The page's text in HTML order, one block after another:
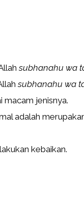
subhanahu wa
subhanahu wa
macam jenisnya.
adalah
kebaikan.